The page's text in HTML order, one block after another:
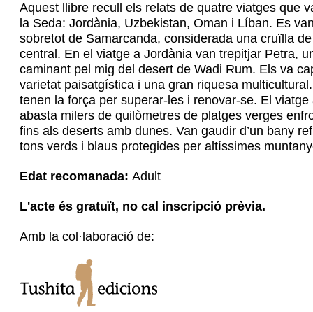
Aquest llibre recull els relats de quatre viatges que
la Seda: Jordània, Uzbekistan, Oman i Líban. Es
sobretot de Samarcanda, considerada una cruïlla
central. En el viatge a Jordània van trepitjar Petra,
caminant pel mig del desert de Wadi Rum. Els va
varietat paisatgística i una gran riquesa
tenen la força per superar-les i renovar-se. El
abasta milers de quilòmetres de platges verges
fins als deserts amb dunes. Van gaudir d’un bany
tons verds i blaus protegides per altíssimes
Edat recomanada: Adult
L'acte és gratuït, no cal inscripció prèvia.
Amb la col·laboració de: